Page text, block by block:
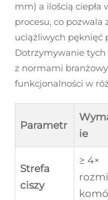
mm) a ilością ciepła
procesu, co
uciążliwych pęknięć
Dotrzymywanie
z normami
funkcjonalności w
Parametr
ie
Strefa
ciszy
≥ 4×